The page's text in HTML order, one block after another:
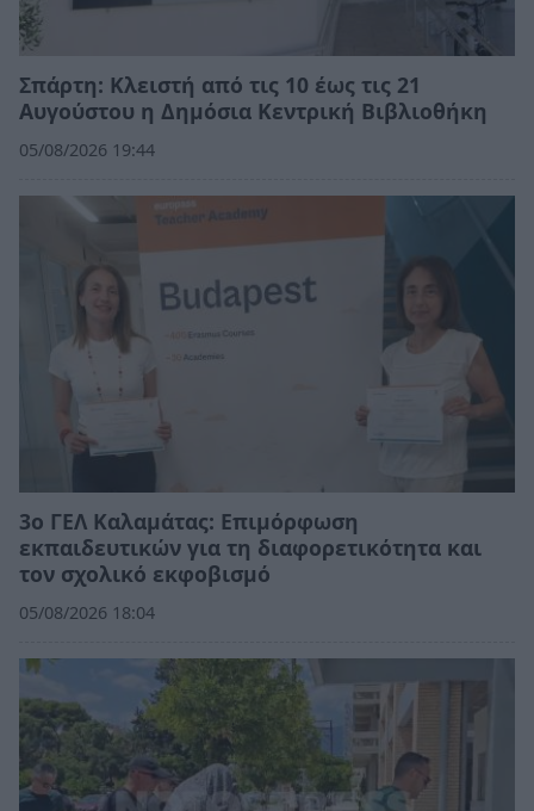
Σπάρτη: Κλειστή από τις 10 έως τις 21
Αυγούστου η Δημόσια Κεντρική Βιβλιοθήκη
05/08/2026 19:44
3ο ΓΕΛ Καλαμάτας: Επιμόρφωση
εκπαιδευτικών για τη διαφορετικότητα και
τον σχολικό εκφοβισμό
05/08/2026 18:04